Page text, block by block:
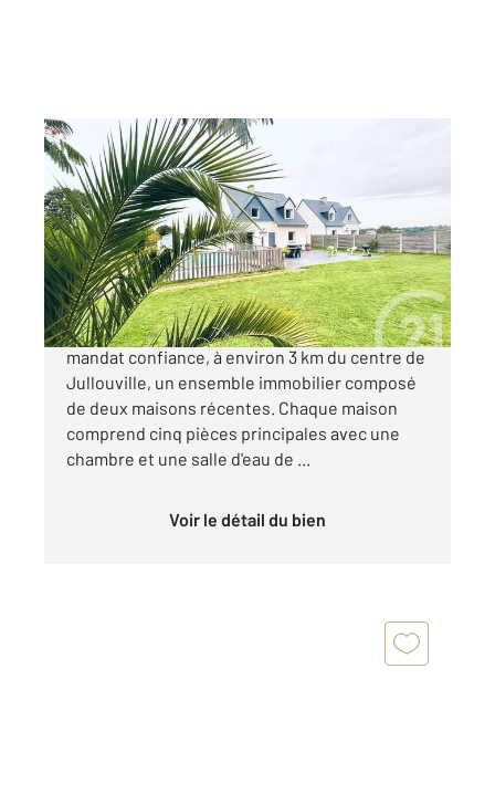
JULLOUVILLE 50
190 m2, 5 pièces
Ref : 45278
Maison à vendre
730 000 €
CENTURY 21 Royer Immo vous propose, en
mandat confiance, à environ 3 km du centre de
Jullouville, un ensemble immobilier composé
de deux maisons récentes. Chaque maison
comprend cinq pièces principales avec une
chambre et une salle d'eau de ...
Voir le détail du bien